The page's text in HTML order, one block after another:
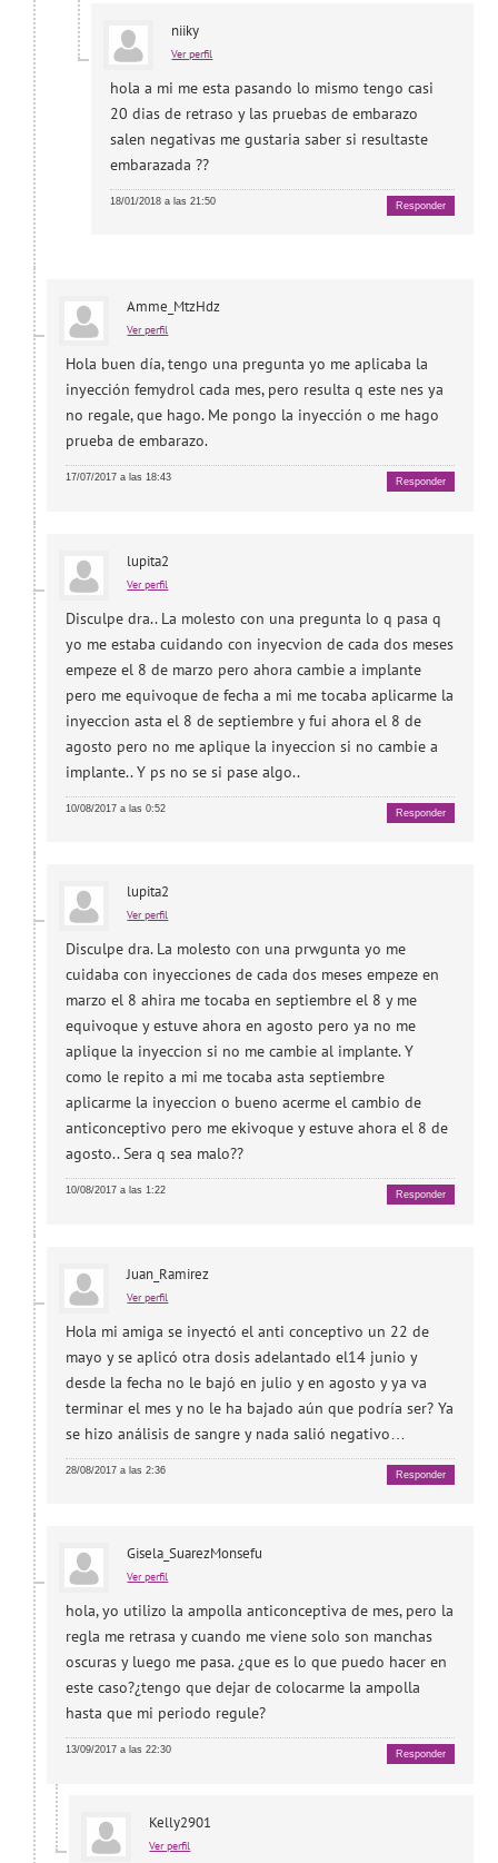
niiky
Ver perfil
hola a mi me esta pasando lo mismo tengo casi
20 dias de retraso y las pruebas de embarazo
salen negativas me gustaria saber si resultaste
embarazada ??
18/01/2018 a las 21:50 Responder
Amme_MtzHdz
Ver perfil
Hola buen día, tengo una pregunta yo me aplicaba la
inyección femydrol cada mes, pero resulta q este nes ya
no regale, que hago. Me pongo la inyección o me hago
prueba de embarazo.
17/07/2017 a las 18:43 Responder
lupita2
Ver perfil
Disculpe dra.. La molesto con una pregunta lo q pasa q
yo me estaba cuidando con inyecvion de cada dos meses
empeze el 8 de marzo pero ahora cambie a implante
pero me equivoque de fecha a mi me tocaba aplicarme la
inyeccion asta el 8 de septiembre y fui ahora el 8 de
agosto pero no me aplique la inyeccion si no cambie a
implante.. Y ps no se si pase algo..
10/08/2017 a las 0:52 Responder
lupita2
Ver perfil
Disculpe dra. La molesto con una prwgunta yo me
cuidaba con inyecciones de cada dos meses empeze en
marzo el 8 ahira me tocaba en septiembre el 8 y me
equivoque y estuve ahora en agosto pero ya no me
aplique la inyeccion si no me cambie al implante. Y
como le repito a mi me tocaba asta septiembre
aplicarme la inyeccion o bueno acerme el cambio de
anticonceptivo pero me ekivoque y estuve ahora el 8 de
agosto.. Sera q sea malo??
10/08/2017 a las 1:22 Responder
Juan_Ramirez
Ver perfil
Hola mi amiga se inyectó el anti conceptivo un 22 de
mayo y se aplicó otra dosis adelantado el14 junio y
desde la fecha no le bajó en julio y en agosto y ya va
terminar el mes y no le ha bajado aún que podría ser? Ya
se hizo análisis de sangre y nada salió negativo…
28/08/2017 a las 2:36 Responder
Gisela_SuarezMonsefu
Ver perfil
hola, yo utilizo la ampolla anticonceptiva de mes, pero la
regla me retrasa y cuando me viene solo son manchas
oscuras y luego me pasa. ¿que es lo que puedo hacer en
este caso?¿tengo que dejar de colocarme la ampolla
hasta que mi periodo regule?
13/09/2017 a las 22:30 Responder
Kelly2901
Ver perfil